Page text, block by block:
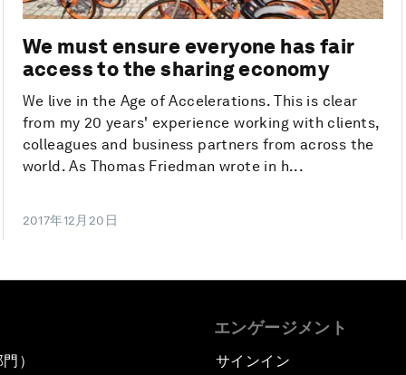
We must ensure everyone has fair
access to the sharing economy
We live in the Age of Accelerations. This is clear
from my 20 years' experience working with clients,
colleagues and business partners from across the
world. As Thomas Friedman wrote in h...
2017年12月20日
）
エンゲージメント
サインイン